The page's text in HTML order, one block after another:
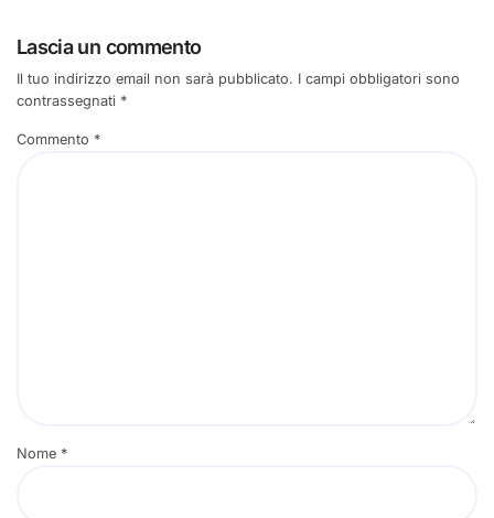
Lascia un commento
Il tuo indirizzo email non sarà pubblicato. I campi obbligatori sono
contrassegnati *
Commento *
Nome *